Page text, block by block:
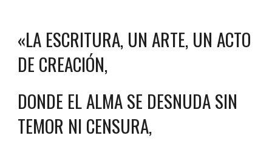
«LA ESCRITURA, UN ARTE, UN ACTO
DE CREACIÓN,
DONDE EL ALMA SE DESNUDA SIN
TEMOR NI CENSURA,